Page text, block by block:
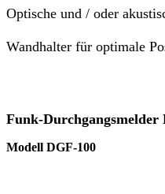
Optische und / oder
Wandhalter für optimale
Funk-Durchgangsmelder
Modell DGF-100